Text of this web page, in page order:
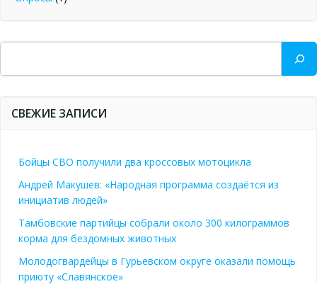
Поиск
СВЕЖИЕ ЗАПИСИ
Бойцы СВО получили два кроссовых мотоцикла
Андрей Макушев: «Народная программа создаётся из
инициатив людей»
Тамбовские партийцы собрали около 300 килограммов
корма для бездомных животных
Молодогвардейцы в Гурьевском округе оказали помощь
приюту «Славянское»